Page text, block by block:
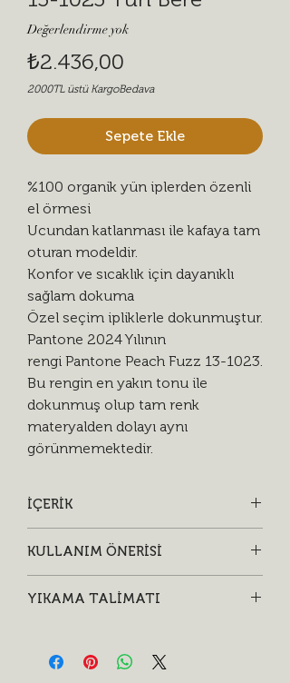
Değerlendirme yok
₺2.436,00
2000TL üstü KargoBedava
Sepete Ekle
%100 organik yün iplerden özenli
el örmesi
Ucundan katlanması ile kafaya tam
oturan modeldir.
Konfor ve sıcaklık için dayanıklı
sağlam dokuma
Özel seçim ipliklerle dokunmuştur.
Pantone 2024 Yılının
rengi Pantone Peach Fuzz 13-1023.
Bu rengin en yakın tonu ile
dokunmuş olup tam renk
materyalden dolayı aynı
görünmemektedir.
İÇERİK
• Özel tasarım dokuma etiket
KULLANIM ÖNERİSİ
• Kafanıza tam oturacak şekilde
YIKAMA TALİMATI
sererek kurutun.
• Uzun ömürlü kullanım için ağır